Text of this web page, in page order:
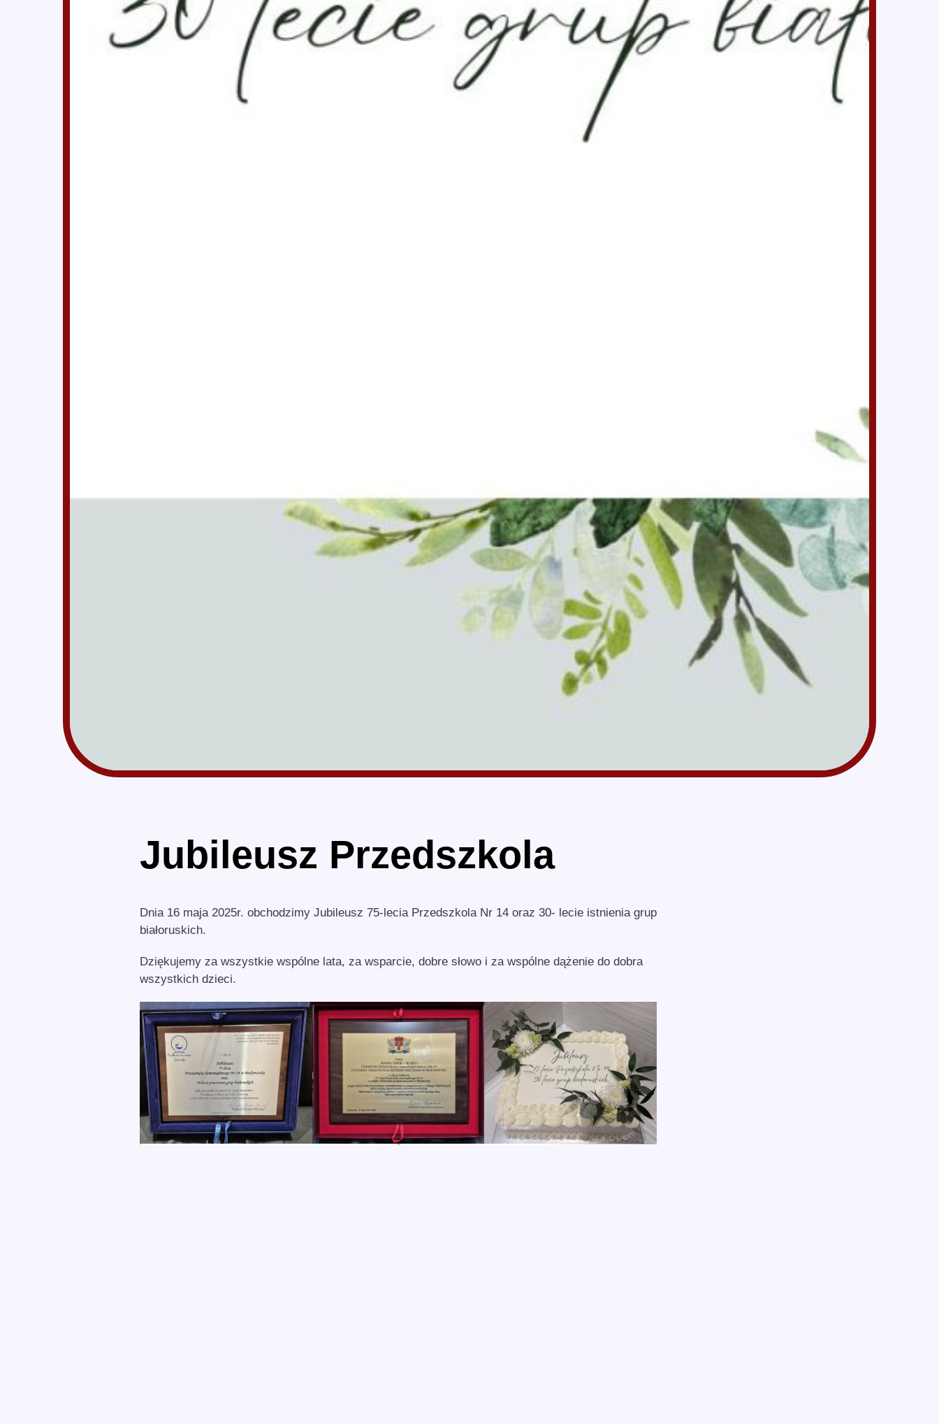
Jubileusz Przedszkola
Dnia 16 maja 2025r. obchodzimy Jubileusz 75-lecia Przedszkola Nr 14 oraz 30- lecie istnienia grup
białoruskich.
Dziękujemy za wszystkie wspólne lata, za wsparcie, dobre słowo i za wspólne dążenie do dobra
wszystkich dzieci.